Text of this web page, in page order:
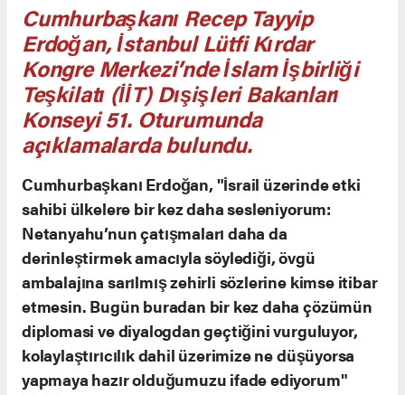
Cumhurbaşkanı Recep Tayyip
Erdoğan, İstanbul Lütfi Kırdar
Kongre Merkezi’nde İslam İşbirliği
Teşkilatı (İİT) Dışişleri Bakanları
Konseyi 51. Oturumunda
açıklamalarda bulundu.
Cumhurbaşkanı Erdoğan, "İsrail üzerinde etki
sahibi ülkelere bir kez daha sesleniyorum:
Netanyahu’nun çatışmaları daha da
derinleştirmek amacıyla söylediği, övgü
ambalajına sarılmış zehirli sözlerine kimse itibar
etmesin. Bugün buradan bir kez daha çözümün
diplomasi ve diyalogdan geçtiğini vurguluyor,
kolaylaştırıcılık dahil üzerimize ne düşüyorsa
yapmaya hazır olduğumuzu ifade ediyorum"